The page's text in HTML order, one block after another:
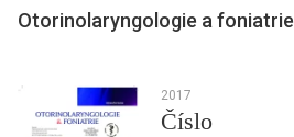
Otorinolaryngologie a foniatrie
2017
Číslo